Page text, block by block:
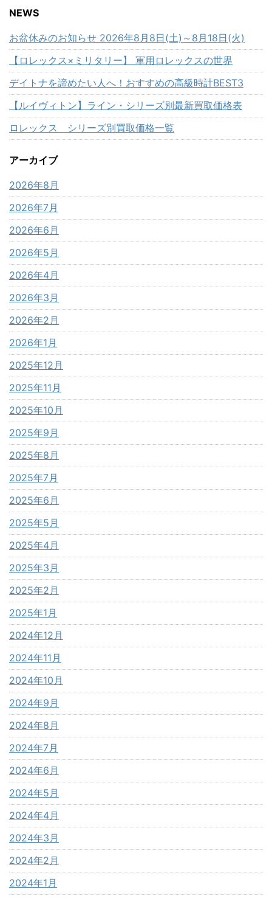
NEWS
お盆休みのお知らせ 2026年8月8日(土)～8月18日(火)
【ロレックス×ミリタリー】 軍用ロレックスの世界
デイトナを諦めたい人へ！おすすめの高級時計BEST3
【ルイヴィトン】ライン・シリーズ別最新買取価格表
ロレックス シリーズ別買取価格一覧
アーカイブ
2026年8月
2026年7月
2026年6月
2026年5月
2026年4月
2026年3月
2026年2月
2026年1月
2025年12月
2025年11月
2025年10月
2025年9月
2025年8月
2025年7月
2025年6月
2025年5月
2025年4月
2025年3月
2025年2月
2025年1月
2024年12月
2024年11月
2024年10月
2024年9月
2024年8月
2024年7月
2024年6月
2024年5月
2024年4月
2024年3月
2024年2月
2024年1月